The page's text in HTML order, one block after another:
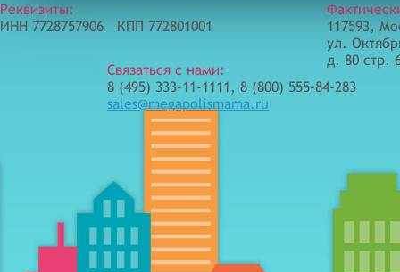
Реквизиты:
ИНН 7728757906 КПП 772801001
Связаться с нами:
8 (495) 333-11-1111, 8 (800) 555-84-283
sales@megapolismama.ru
117593,
ул.
д. 80 стр.